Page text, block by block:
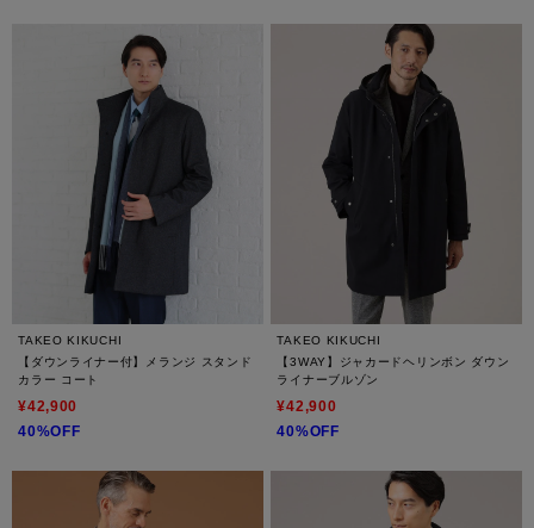
TAKEO KIKUCHI
【ダウンライナー付】メランジ スタンド
カラー コート
¥42,900
40%OFF
TAKEO KIKUCHI
【3WAY】ジャカードヘリンボン ダウン
ライナーブルゾン
¥42,900
40%OFF